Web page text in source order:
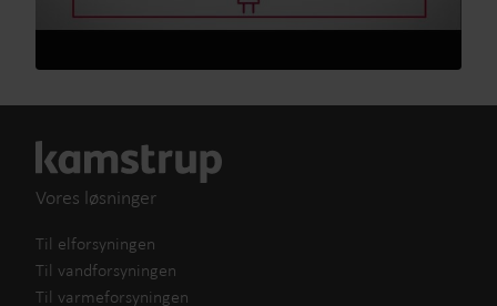
Vores løsninger
Til elforsyningen
Til vandforsyningen
Til varmeforsyningen